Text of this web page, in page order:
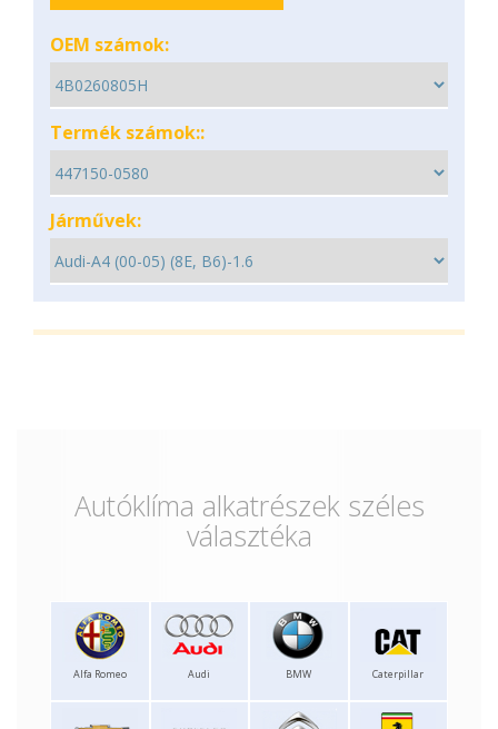
OEM számok:
Termék számok::
Járművek:
Autóklíma alkatrészek széles
választéka
Alfa Romeo Audi BMW Caterpillar